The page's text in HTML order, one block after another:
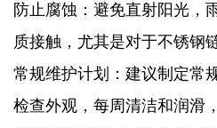
防止腐蚀：避免直射阳光，
质接触，尤其是对于不锈钢
常规维护计划：建议制定常
检查外观，每周清洁和润滑